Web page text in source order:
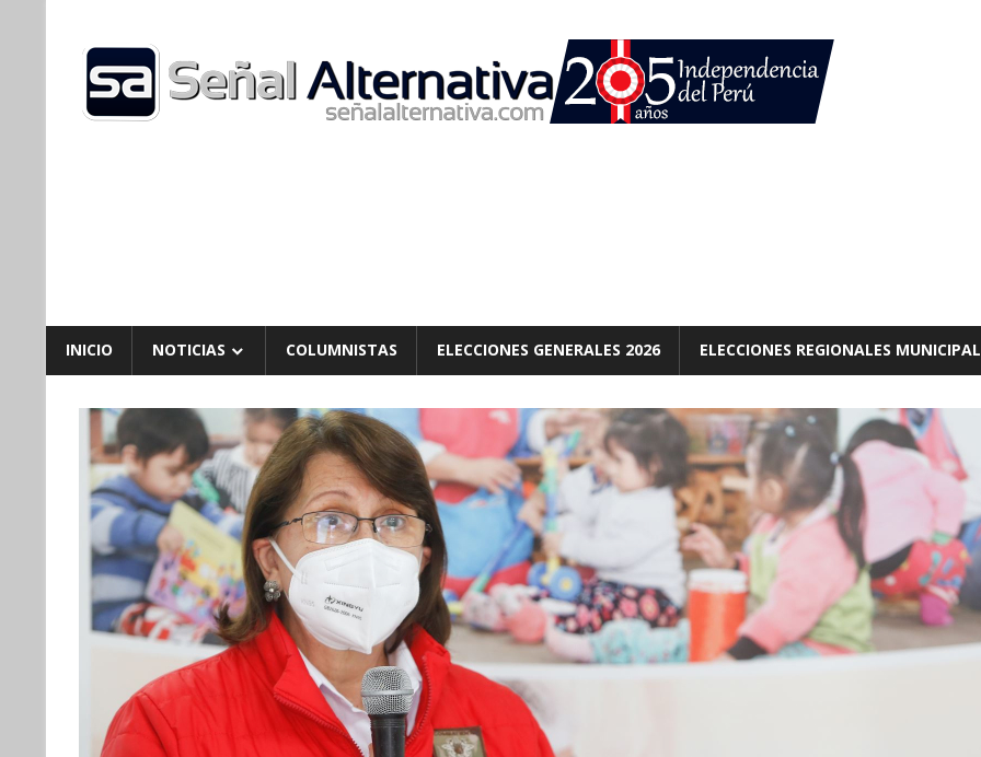
content
INICIO NOTICIAS COLUMNISTAS ELECCIONES GENERALES 2026 ELECCIONES REGIONALES